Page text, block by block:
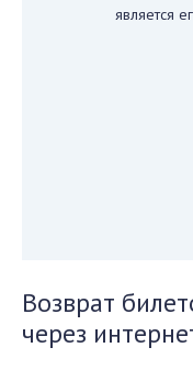
является
Возврат
через